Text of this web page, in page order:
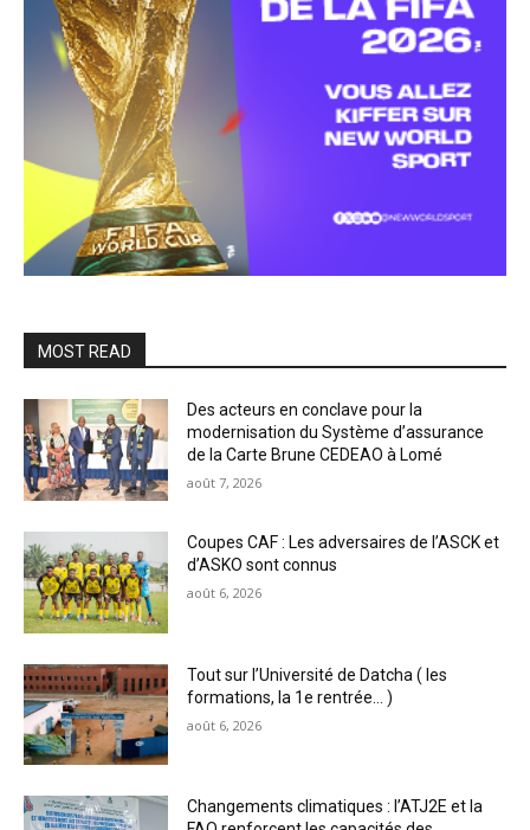
MOST READ
Des acteurs en conclave pour la
modernisation du Système d’assurance
de la Carte Brune CEDEAO à Lomé
août 7, 2026
Coupes CAF : Les adversaires de l’ASCK et
d’ASKO sont connus
août 6, 2026
Tout sur l’Université de Datcha ( les
formations, la 1e rentrée… )
août 6, 2026
Changements climatiques : l’ATJ2E et la